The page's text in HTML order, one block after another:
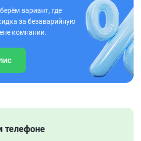
вариант, где
за безаварийную
компании.
телефоне